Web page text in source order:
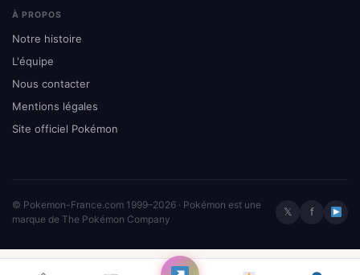
À PROPOS
Notre histoire
L'équipe
Nous contacter
Mentions légales
Site officiel Pokémon
© Pokemon-France.com 1999–2026 · Pokémon est une
marque de The Pokémon Company
𝕏 f